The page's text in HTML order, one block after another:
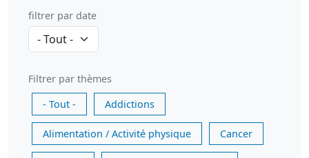
filtrer par date
Filtrer par thèmes
- Tout -
Addictions
Alimentation / Activité physique Cancer